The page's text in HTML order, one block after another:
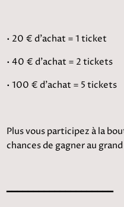
• 20 € d’achat = 1 ticket
• 40 € d’achat = 2 tickets
• 100 € d’achat = 5 tickets
Plus vous participez à la
chances de gagner au
━━━━━━━━━━━━━━━━━━━━